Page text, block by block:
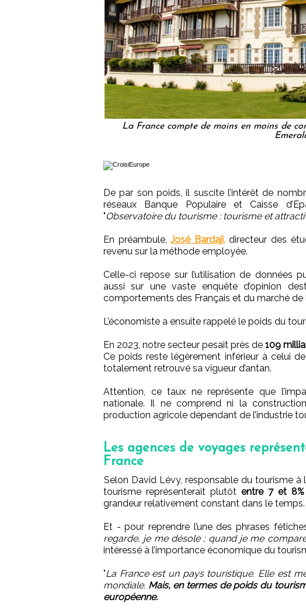
La France compte de moins en moins de
De par son poids, il suscite l’intérêt de
réseaux Banque Populaire et Caisse
"Observatoire du tourisme : tourisme et
En préambule,José Bardaji,directeur des
revenu sur la méthode employée.
Celle-ci repose sur l’utilisation de données
aussi sur une vaste enquête d’opinion
comportements des Français et du marché de
L’économiste a ensuite rappelé le poids du
En 2023, notre secteur pesait près de 109
Ce poids reste légèrement inférieur à celui
totalement retrouvé sa vigueur d’antan.
Attention, ce taux ne représente que
nationale. Il ne comprend ni la
production agricole dépendant de l’industrie
Les agences de voyages
France
Selon David Lévy, responsable du tourisme à
tourisme représenterait plutôt entre 7 et 8%
grandeur relativement constant dans le temps.
Et - pour reprendre l’une des phrases
regarde, je me désole ; quand je me
intéressé à l’importance économique du
"La France est un pays touristique. Elle est
mondiale. Mais, en termes de poids du
européenne.